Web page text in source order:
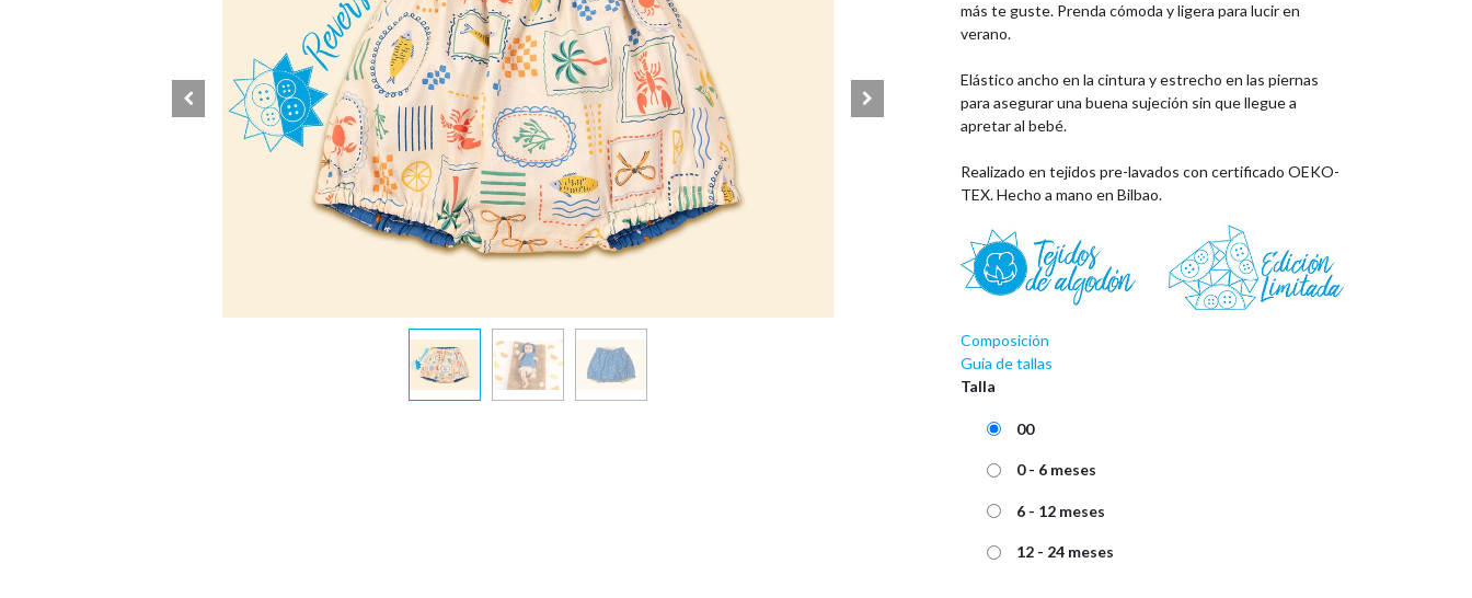
más te guste. Prenda cómoda y ligera para lucir en
verano.
Elástico ancho en la cintura y estrecho en las piernas
para asegurar una buena sujeción sin que llegue a
apretar al bebé.
Realizado en tejidos pre-lavados con certificado OEKO-
TEX. Hecho a mano en Bilbao.
Composición
Guía de tallas
Talla
00
0 - 6 meses
6 - 12 meses
12 - 24 meses